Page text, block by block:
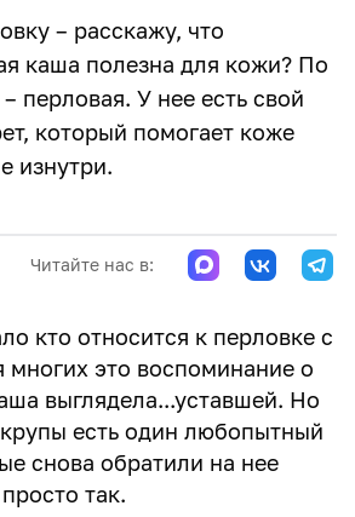
– расскажу, что
каша полезна для кожи? По
перловая. У нее есть свой
который помогает коже
изнутри.
Читайте нас в:
кто относится к перловке с
это воспоминание о
выглядела...уставшей. Но
есть один любопытный
снова обратили на нее
так.